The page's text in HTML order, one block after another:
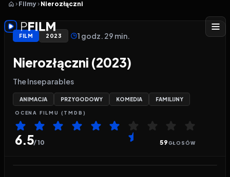
Filmy Nierozłączni
FILM 2023 1 godz. 29 min.
Nierozłączni (2023)
The Inseparables
ANIMACJA PRZYGODOWY KOMEDIA FAMILIJNY
OCENA FILMU (TMDB)
6.5/ 10 59GŁOSÓW